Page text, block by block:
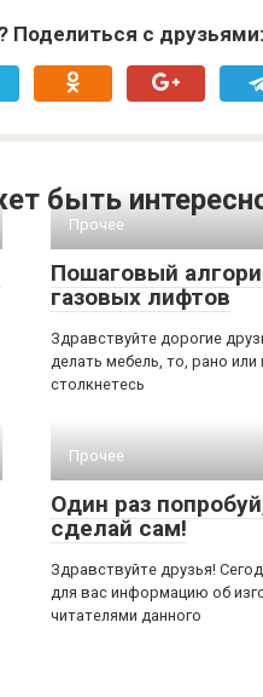
Поделиться с друзьями:
быть
Прочее
Пошаговый
газовых лифтов
Здравствуйте дорогие
делать мебель, то, рано
столкнетесь
Прочее
Один раз
сделай сам!
Здравствуйте друзья!
для вас информацию об
читателями данного